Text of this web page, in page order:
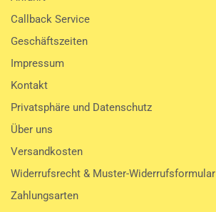
Callback Service
Geschäftszeiten
Impressum
Kontakt
Privatsphäre und Datenschutz
Über uns
Versandkosten
Widerrufsrecht & Muster-Widerrufsformular
Zahlungsarten